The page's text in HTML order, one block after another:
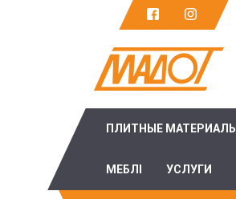
ПЛИТНЫЕ МАТЕРИАЛЫ
МЕБЛІ УСЛУГИ